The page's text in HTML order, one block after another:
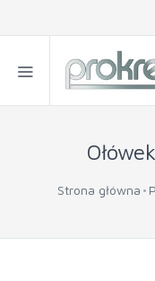
Strona główna